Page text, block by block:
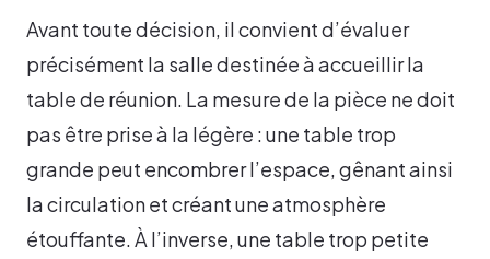
Avant toute décision, il convient d’évaluer
précisément la salle destinée à accueillir la
table de réunion. La mesure de la pièce ne doit
pas être prise à la légère : une table trop
grande peut encombrer l’espace, gênant ainsi
la circulation et créant une atmosphère
étouffante. À l’inverse, une table trop petite